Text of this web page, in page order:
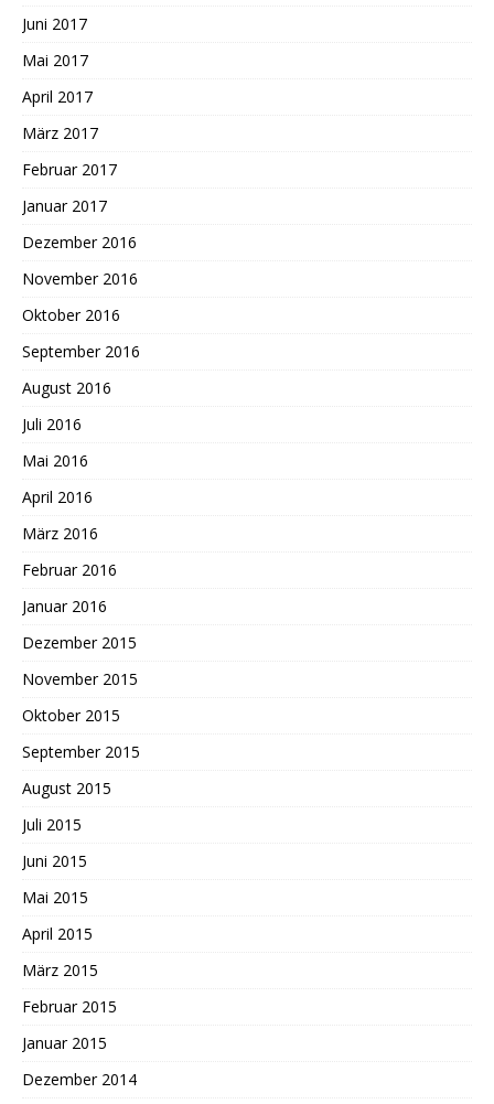
Juni 2017
Mai 2017
April 2017
März 2017
Februar 2017
Januar 2017
Dezember 2016
November 2016
Oktober 2016
September 2016
August 2016
Juli 2016
Mai 2016
April 2016
März 2016
Februar 2016
Januar 2016
Dezember 2015
November 2015
Oktober 2015
September 2015
August 2015
Juli 2015
Juni 2015
Mai 2015
April 2015
März 2015
Februar 2015
Januar 2015
Dezember 2014